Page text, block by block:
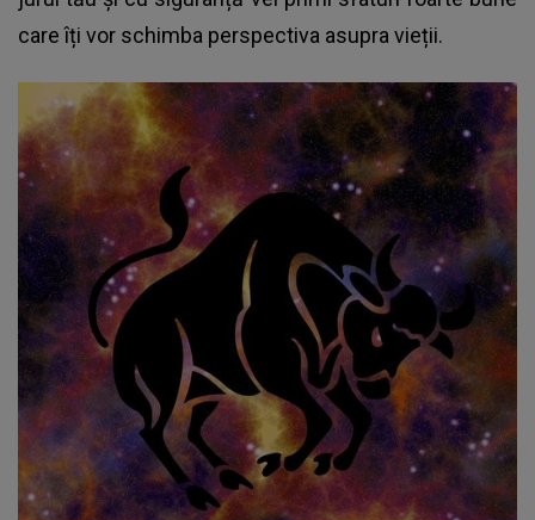
care îți vor schimba perspectiva asupra vieții.